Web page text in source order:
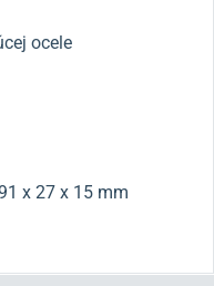
ocele
x 27 x 15 mm